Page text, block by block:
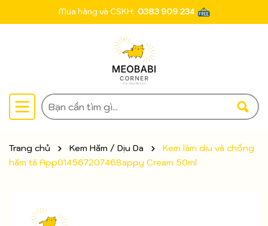
Mua hàng và CSKH: 0383 909 234
Trang chủ Kem Hăm / Dịu Da
Kem làm dịu và chống
hăm tã App014567207468appy Cream 50ml